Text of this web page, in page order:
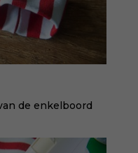
de enkelboord